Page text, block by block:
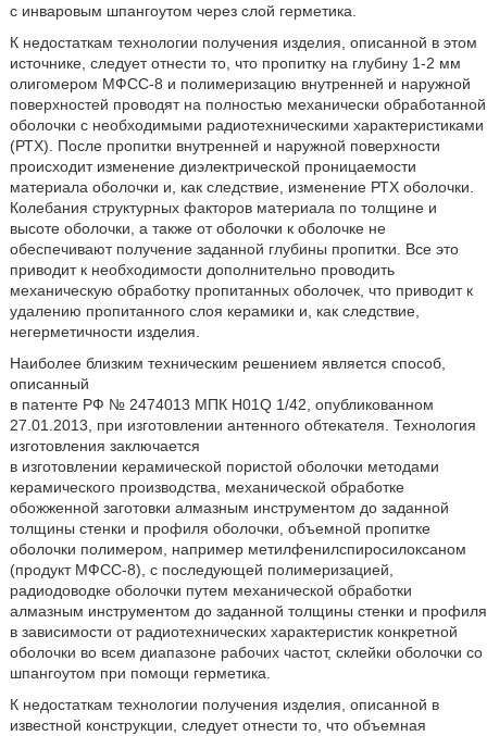
с инваровым шпангоутом через слой герметика.
К недостаткам технологии получения изделия, описанной в этом
источнике, следует отнести то, что пропитку на глубину 1-2 мм
олигомером МФСС-8 и полимеризацию внутренней и наружной
поверхностей проводят на полностью механически обработанной
оболочки с необходимыми радиотехническими характеристиками
(РТХ). После пропитки внутренней и наружной поверхности
происходит изменение диэлектрической проницаемости
материала оболочки и, как следствие, изменение РТХ оболочки.
Колебания структурных факторов материала по толщине и
высоте оболочки, а также от оболочки к оболочке не
обеспечивают получение заданной глубины пропитки. Все это
приводит к необходимости дополнительно проводить
механическую обработку пропитанных оболочек, что приводит к
удалению пропитанного слоя керамики и, как следствие,
негерметичности изделия.
Наиболее близким техническим решением является способ,
описанный
в патенте РФ № 2474013 МПК H01Q 1/42, опубликованном
27.01.2013, при изготовлении антенного обтекателя. Технология
изготовления заключается
в изготовлении керамической пористой оболочки методами
керамического производства, механической обработке
обожженной заготовки алмазным инструментом до заданной
толщины стенки и профиля оболочки, объемной пропитке
оболочки полимером, например метилфенилспиросилоксаном
(продукт МФСС-8), с последующей полимеризацией,
радиодоводке оболочки путем механической обработки
алмазным инструментом до заданной толщины стенки и профиля
в зависимости от радиотехнических характеристик конкретной
оболочки во всем диапазоне рабочих частот, склейки оболочки со
шпангоутом при помощи герметика.
К недостаткам технологии получения изделия, описанной в
известной конструкции, следует отнести то, что объемная